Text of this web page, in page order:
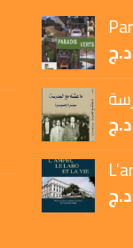
د.ج
د.ج
د.ج